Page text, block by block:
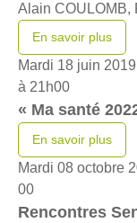
Alain COULOMB,
En savoir plus
Mardi 18 juin 2019
à 21h00
« Ma santé
En savoir plus
Mardi 08 octobre
00
Rencontres